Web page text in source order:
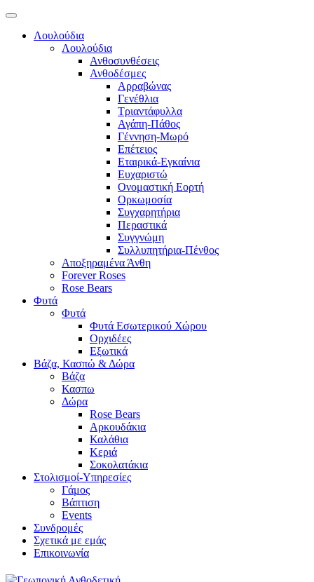
Λουλούδια
Λουλούδια
Ανθοσυνθέσεις
Ανθοδέσμες
Αρραβώνας
Γενέθλια
Τριαντάφυλλα
Αγάπη-Πάθος
Γέννηση-Μωρό
Επέτειος
Εταιρικά-Εγκαίνια
Ευχαριστώ
Ονομαστική Εορτή
Ορκωμοσία
Συγχαρητήρια
Περαστικά
Συγγνώμη
Συλλυπητήρια-Πένθος
Αποξηραμένα Άνθη
Forever Roses
Rose Bears
Φυτά
Φυτά
Φυτά Εσωτερικού Χώρου
Ορχιδέες
Εξωτικά
Βάζα, Κασπώ & Δώρα
Βάζα
Κασπω
Δώρα
Rose Bears
Αρκουδάκια
Καλάθια
Κεριά
Σοκολατάκια
Στολισμοί-Υπηρεσίες
Γάμος
Βάπτιση
Events
Συνδρομές
Σχετικά με εμάς
Επικοινωνία